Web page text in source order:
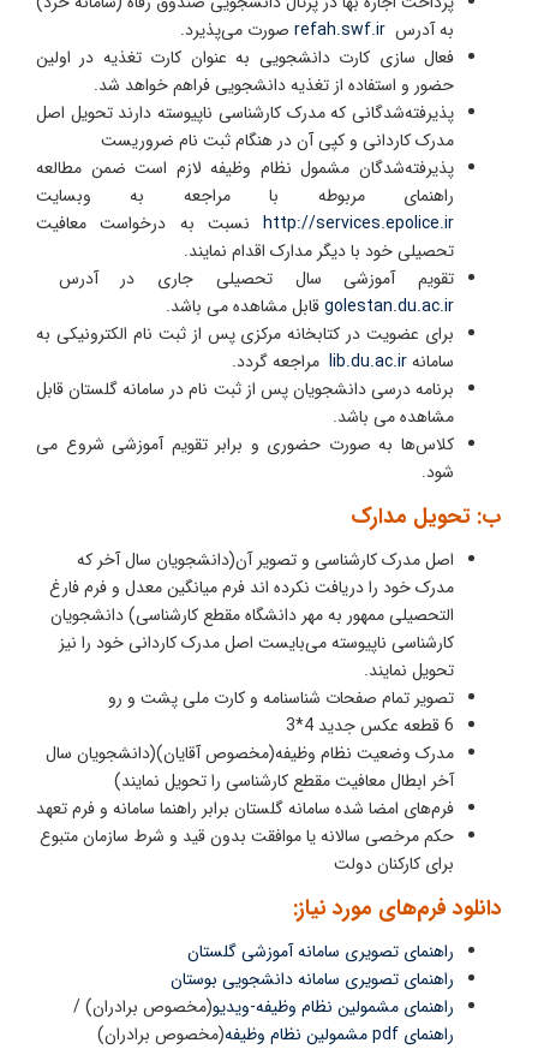
به آدرس refah.swf.ir صورت می‌پذیرد.
فعال سازی کارت دانشجویی به عنوان کارت تغذیه در اولین
حضور و استفاده از تغذیه دانشجویی فراهم خواهد شد.
پذیرفته‌شدگانی که مدرک کارشناسی ناپیوسته دارند تحویل اصل
مدرک کاردانی و کپی آن در هنگام ثبت نام ضروریست
پذیرفته‌شدگان مشمول نظام وظیفه لازم است ضمن مطالعه
راهنمای مربوطه با مراجعه به وبسایت
http://services.epolice.ir نسبت به درخواست معافیت
تحصیلی خود با دیگر مدارک اقدام نمایند.
تقویم آموزشی سال تحصیلی جاری در آدرس
golestan.du.ac.irقابل مشاهده می باشد.
برای عضویت در کتابخانه مرکزی پس از ثبت نام الکترونیکی به
سامانهlib.du.ac.ir مراجعه گردد.
برنامه درسی دانشجویان پس از ثبت نام در سامانه گلستان قابل
مشاهده می باشد.
کلاس‌ها به صورت حضوری و برابر تقویم آموزشی شروع می
شود.
ب: تحویل مدارک
اصل مدرک کارشناسی و تصویر آن(دانشجویان سال آخر که
مدرک خود را دریافت نکرده اند فرم میانگین معدل و فرم فارغ
التحصیلی ممهور به مهر دانشگاه مقطع کارشناسی) دانشجویان
کارشناسی ناپیوسته می‌بایست اصل مدرک کاردانی خود را نیز
تحویل نمایند.
تصویر تمام صفحات شناسنامه و کارت ملی پشت و رو
6 قطعه عکس جدید 4*3
مدرک وضعیت نظام وظیفه(مخصوص آقایان)(دانشجویان سال
آخر ابطال معافیت مقطع کارشناسی را تحویل نمایند)
فرم‌های امضا شده سامانه گلستان برابر راهنما سامانه و فرم تعهد
حکم مرخصی سالانه یا موافقت بدون قید و شرط سازمان متبوع
برای کارکنان دولت
دانلود فرم‌های مورد نیاز:
راهنمای تصویری سامانه آموزشی گلستان
راهنمای تصویری سامانه دانشجویی بوستان
راهنمای مشمولین نظام وظیفه-ویدیو(مخصوص برادران) /
راهنمای pdf مشمولین نظام وظیفه
(مخصوص برادران)